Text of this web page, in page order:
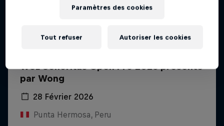
WSL Señoritas Open Pro 2026 présenté
par Wong
28 Février 2026
Punta Hermosa, Peru
Paramètres des cookies
Tout refuser Autoriser les cookies